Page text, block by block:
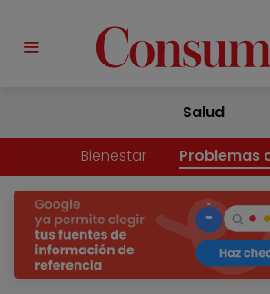
Salud
Bienestar Problemas